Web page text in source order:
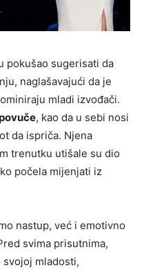
pokušao sugerisati da
naglašavajući da je
mladi izvođači.
, kao da u sebi nosi
da ispriča. Njena
trenutku utišale su dio
počela mijenjati iz
nastup, već i emotivno
svima prisutnima,
mladosti,